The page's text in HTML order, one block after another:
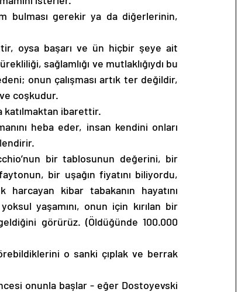
bulması gerekir ya da diğerlerinin,
oysa başarı ve ün hiçbir şeye ait
sağlamlığı ve mutlaklığıydı bu
onun çalışması artık ter değildir,
coşkudur.
katılmaktan ibarettir.
heba eder, insan kendini onları
bir tablosunun değerini, bir
bir uşağın fiyatını biliyordu,
kibar tabakanın hayatını
yaşamını, onun için kırılan bir
görürüz. (Öldüğünde 100.000
o sanki çıplak ve berrak
onunla başlar - eğer Dostoyevski